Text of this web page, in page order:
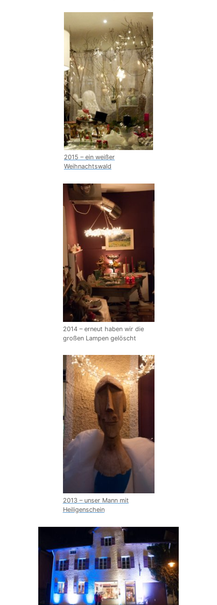
2015 – ein weißer
Weihnachtswald
2014 – erneut haben wir die
großen Lampen gelöscht
2013 – unser Mann mit
Heiligenschein